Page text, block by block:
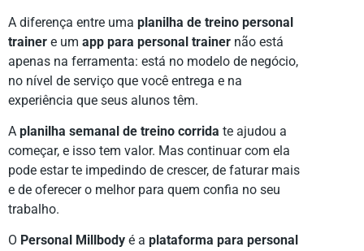
A diferença entre uma planilha de treino personal
trainer e um app para personal trainer não está
apenas na ferramenta: está no modelo de negócio,
no nível de serviço que você entrega e na
experiência que seus alunos têm.
A planilha semanal de treino corrida te ajudou a
começar, e isso tem valor. Mas continuar com ela
pode estar te impedindo de crescer, de faturar mais
e de oferecer o melhor para quem confia no seu
trabalho.
O Personal Millbody é a plataforma para personal